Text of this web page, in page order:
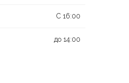
С 16:00
до 14:00